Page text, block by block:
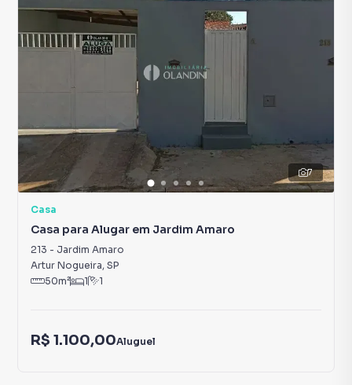
7
Casa
Casa para Alugar em Jardim Amaro
213 - Jardim Amaro
Artur Nogueira, SP
50m² 1 1
R$ 1.100,00Aluguel